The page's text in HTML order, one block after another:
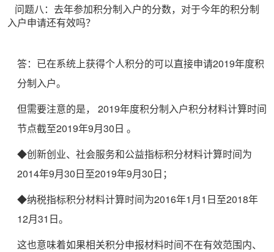
问题八：去年参加积分制入户的分数，对于今年的积分制
入户申请还有效吗？
答：已在系统上获得个人积分的可以直接申请2019年度积
分制入户。
但需要注意的是，
2019年度积分制入户积分材料计算时间
节点截至2019年9月30日 。
◆创新创业、社会服务和公益指标积分材料计算时间为
2014年9月30日至2019年9月30日；
◆纳税指标积分材料计算时间为2016年1月1日至2018年
12月31日。
这也意味着如果相关积分申报材料时间不在有效范围内、